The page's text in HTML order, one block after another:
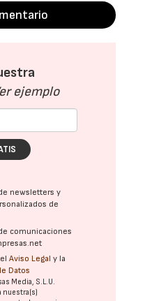
ejemplo
newsletters y
de
comunicaciones
elAviso Legal y la
Datos
Media, S.L.U.
nuestra(s)